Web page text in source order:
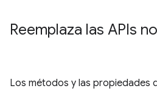
Reemplaza las APIs
Los métodos y las propiedades